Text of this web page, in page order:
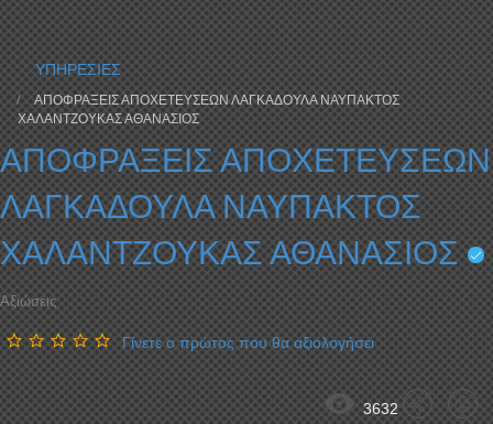
ΥΠΗΡΕΣΙΕΣ
ΑΠΟΦΡΑΞΕΙΣ ΑΠΟΧΕΤΕΥΣΕΩΝ ΛΑΓΚΑΔΟΥΛΑ ΝΑΥΠΑΚΤΟΣ
ΧΑΛΑΝΤΖΟΥΚΑΣ ΑΘΑΝΑΣΙΟΣ
ΑΠΟΦΡΑΞΕΙΣ ΑΠΟΧΕΤΕΥΣΕΩΝ
ΛΑΓΚΑΔΟΥΛΑ ΝΑΥΠΑΚΤΟΣ
ΧΑΛΑΝΤΖΟΥΚΑΣ ΑΘΑΝΑΣΙΟΣ
Αξιώσεις
Γίνετε ο πρώτος που θα αξιολογήσει
3632